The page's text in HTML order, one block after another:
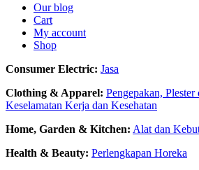
Our blog
Cart
My account
Shop
Consumer Electric: Jasa
Clothing & Apparel: Pengepakan,
Keselamatan Kerja dan Kesehatan
Home, Garden & Kitchen: Alat dan
Health & Beauty: Perlengkapan Horeka